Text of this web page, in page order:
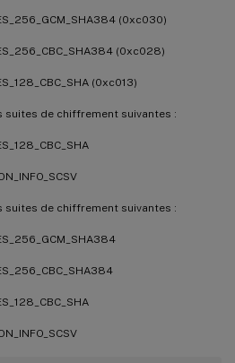
(0xc030)
(0xc028)
(0xc013)
suites de chiffrement suivantes :
suites de chiffrement suivantes :